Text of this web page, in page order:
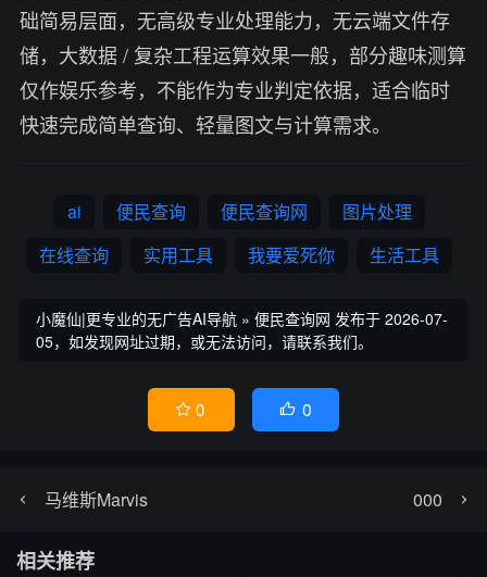
础简易层面，无高级专业处理能力，无云端文件存
储，大数据 / 复杂工程运算效果一般，部分趣味测算
仅作娱乐参考，不能作为专业判定依据，适合临时
快速完成简单查询、轻量图文与计算需求。
ai 便民查询 便民查询网
图片处理
在线查询
实用工具 我要爱死你 生活工具
小魔仙|更专业的无广告AI导航 » 便民查询网 发布于 2026-07-
05，如发现网址过期，或无法访问，请联系我们。
 0  0
马维斯Marvis 000
相关推荐